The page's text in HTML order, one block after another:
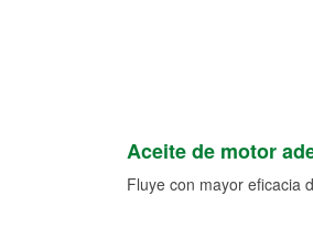
Aceite de motor
Fluye con mayor eficacia